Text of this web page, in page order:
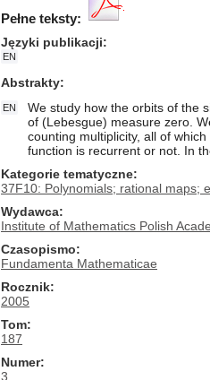
Pełne teksty:
Języki publikacji
EN
Abstrakty
EN
We study how the orbits of the
of (Lebesgue) measure zero.
counting multiplicity, all of
function is recurrent or not. In
Kategorie tematyczne
37F10: Polynomials; rational maps;
Wydawca
Institute of Mathematics Polish
Czasopismo
Fundamenta Mathematicae
Rocznik
2005
Tom
187
Numer
3